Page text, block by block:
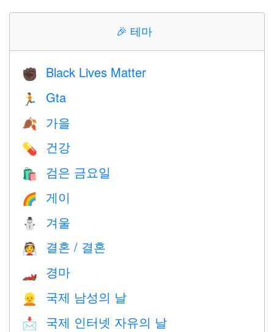
🎉 테마
✊🏿 Black Lives Matter
🏃 Gta
🍂 가을
💊 건강
🛍 검은 금요일
🌈 게이
⛄ 겨울
👰 결혼 / 결혼
🏎 경마
👱 국제 남성의 날
📩 국제 인터넷 자유의 날